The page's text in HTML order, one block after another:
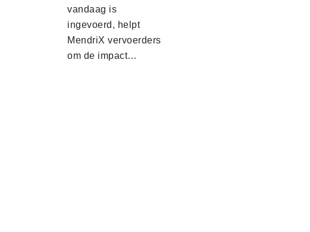
vandaag is
ingevoerd, helpt
MendriX vervoerders
om de impact…